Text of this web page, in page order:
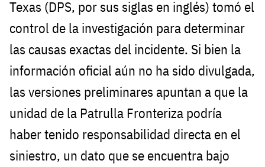
Texas (DPS, por sus siglas en inglés) tomó el
control de la investigación para determinar
las causas exactas del incidente. Si bien la
información oficial aún no ha sido divulgada,
las versiones preliminares apuntan a que la
unidad de la Patrulla Fronteriza podría
haber tenido responsabilidad directa en el
siniestro, un dato que se encuentra bajo